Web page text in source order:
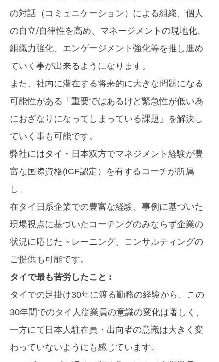
の対話（コミュニケーション）による組織、個人
の自立/自律性を高め、マネージメントの現地化、
組織力強化、エンゲージメント強化等を推し進め
ていく事が出来るようになります。
また、社内に潜在する将来的に大きな問題になる
可能性がある「重要ではあるけど緊急性が低い為
におざなりになってしまっている課題」を解決し
ていく事も可能です。
弊社にはタイ・日本双方でマネジメント経験が豊
富な国際資格(ICF認定）を有するコーチが所属
し、
在タイ日系企業での豊富な経験、事例に基づいた
現場視点に基づいたコーチングのみならず企業の
状況に応じたトレーニング、コンサルティングの
ご提供も可能です。
タイで最も苦労したこと :
タイでの足掛け30年に渡る勤務の経験から、この
30年間でのタイ人従業員の意識の変化は著しく、
一方にて日本人駐在員・出向者の意識は大きく変
わっていないようにも感じています。